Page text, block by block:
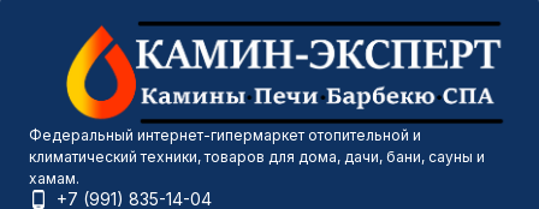
Федеральный интернет-гипермаркет отопительной и
климатический техники, товаров для дома, дачи, бани, сауны и
хамам.
+7 (991) 835-14-04